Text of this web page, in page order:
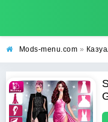
Mods-menu.com »